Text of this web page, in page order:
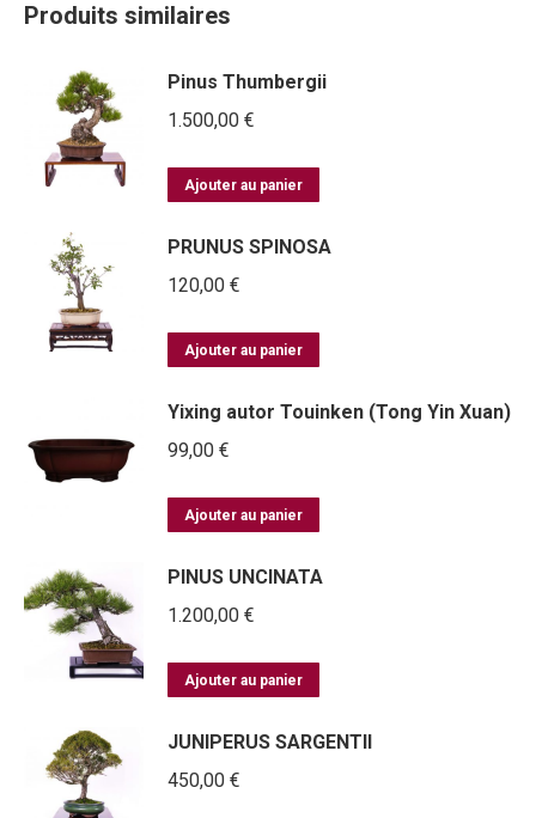
Produits similaires
Pinus Thumbergii
1.500,00 €
Ajouter au panier
PRUNUS SPINOSA
120,00 €
Ajouter au panier
Yixing autor Touinken (Tong Yin Xuan)
99,00 €
Ajouter au panier
PINUS UNCINATA
1.200,00 €
Ajouter au panier
JUNIPERUS SARGENTII
450,00 €